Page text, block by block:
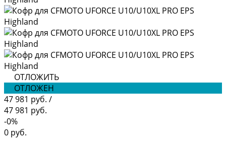
ОТЛОЖИТЬ
ОТЛОЖЕН
47 981 руб. /
47 981 руб.
-0%
0 руб.